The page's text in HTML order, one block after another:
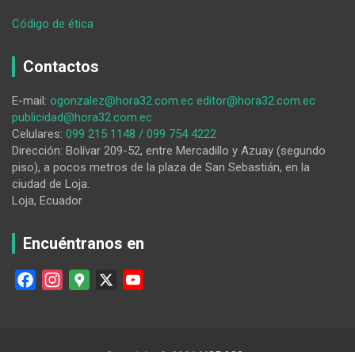
Código de ética
daños
carretera
complican
la
movilidad
en
Contactos
E-mail: ogonzalez@hora32.com.ec editor@hora32.com.ec
publicidad@hora32.com.ec
Celulares: 099 215 1148 / 099 754 4222
Dirección: Bolívar 209-52, entre Mercadillo y Azuay (segundo
piso), a pocos metros de la plaza de San Sebastián, en la
ciudad de Loja.
Loja, Ecuador
Encuéntranos en